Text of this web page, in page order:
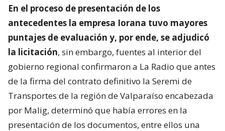
En el proceso de presentación de los
antecedentes la empresa Iorana tuvo mayores
puntajes de evaluación y, por ende, se adjudicó
la licitación, sin embargo, fuentes al interior del
gobierno regional confirmaron a La Radio que antes
de la firma del contrato definitivo la Seremi de
Transportes de la región de Valparaíso encabezada
por Malig, determinó que había errores en la
presentación de los documentos, entre ellos una